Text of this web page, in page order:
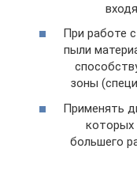
При работе
пыли
зоны
Применять
которых
большего